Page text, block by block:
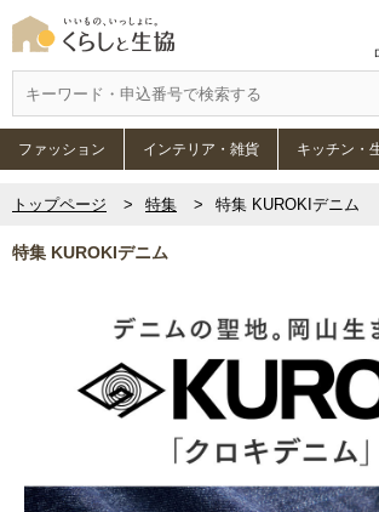
ファッション インテリア・雑貨 キッチン・
トップページ 特集 特集 KUROKIデニム
特集 KUROKIデニム